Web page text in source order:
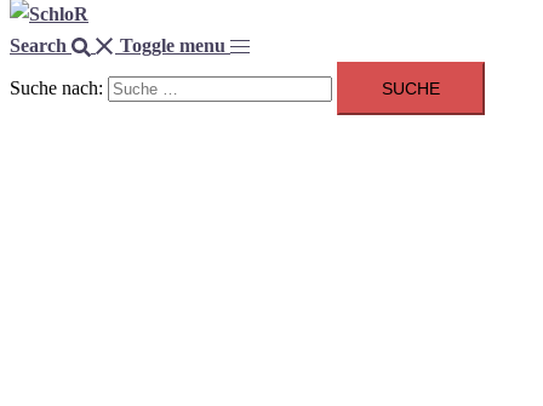
Search Toggle menu
Suche nach: